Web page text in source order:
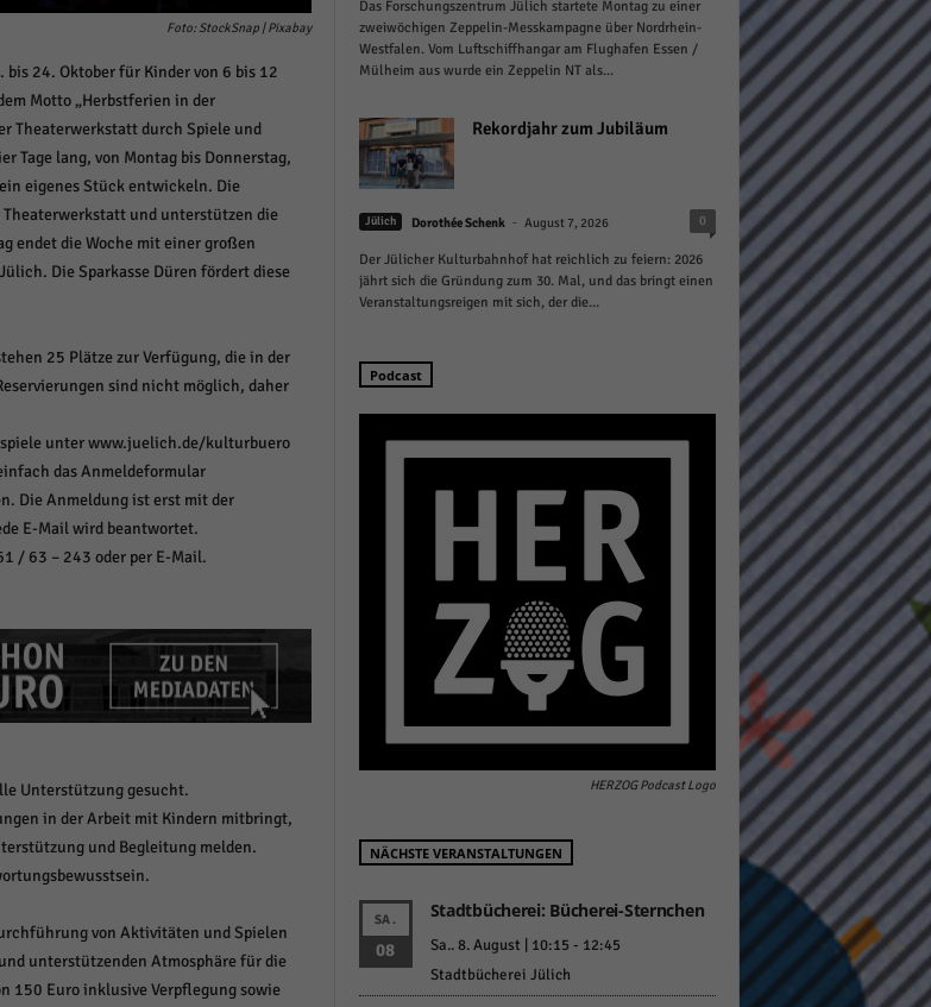
Foto: StockSnap | Pixabay
24. Oktober für Kinder von 6 bis 12
Motto „Herbstferien in der
Theaterwerkstatt durch Spiele und
Tage lang, von Montag bis Donnerstag,
eigenes Stück entwickeln. Die
Theaterwerkstatt und unterstützen die
endet die Woche mit einer großen
Die Sparkasse Düren fördert diese
25 Plätze zur Verfügung, die in der
sind nicht möglich, daher
unter www.juelich.de/kulturbuero
das Anmeldeformular
Die Anmeldung ist erst mit der
E-Mail wird beantwortet.
/ 63 – 243 oder per E-Mail.
Unterstützung gesucht.
in der Arbeit mit Kindern mitbringt,
und Begleitung melden.
von Aktivitäten und Spielen
unterstützenden Atmosphäre für die
150 Euro inklusive Verpflegung sowie
Das Forschungszentrum Jülich startete Montag zu einer
zweiwöchigen Zeppelin-Messkampagne über Nordrhein-
Westfalen. Vom Luftschiffhangar am Flughafen Essen /
Mülheim aus wurde ein Zeppelin NT als...
Rekordjahr zum Jubiläum
Jülich Dorothée Schenk - August 7, 2026 0
Der Jülicher Kulturbahnhof hat reichlich zu feiern: 2026
jährt sich die Gründung zum 30. Mal, und das bringt einen
Veranstaltungsreigen mit sich, der die...
Podcast
HERZOG Podcast Logo
NÄCHSTE VERANSTALTUNGEN
SA.
08
Stadtbücherei: Bücherei-Sternchen
Sa.. 8. August | 10:15 - 12:45
Stadtbücherei Jülich
grundlegende Funktionen und sind für die einwandfreie
Cookie-Informationen anzeigen
Statistiken
anonym. Diese Informationen helfen uns zu verstehen,
Website nutzen.
Cookie-Informationen anzeigen
Drittanbietern oder Publishern verwendet, um personalisierte
dies, indem sie Besucher über Websites hinweg verfolgen.
und Social-Media-Plattformen werden standardmäßig blockiert.
Medien akzeptiert werden, bedarf der Zugriff auf diese Inhalte
mehr.
Impressum